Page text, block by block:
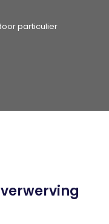
particulier